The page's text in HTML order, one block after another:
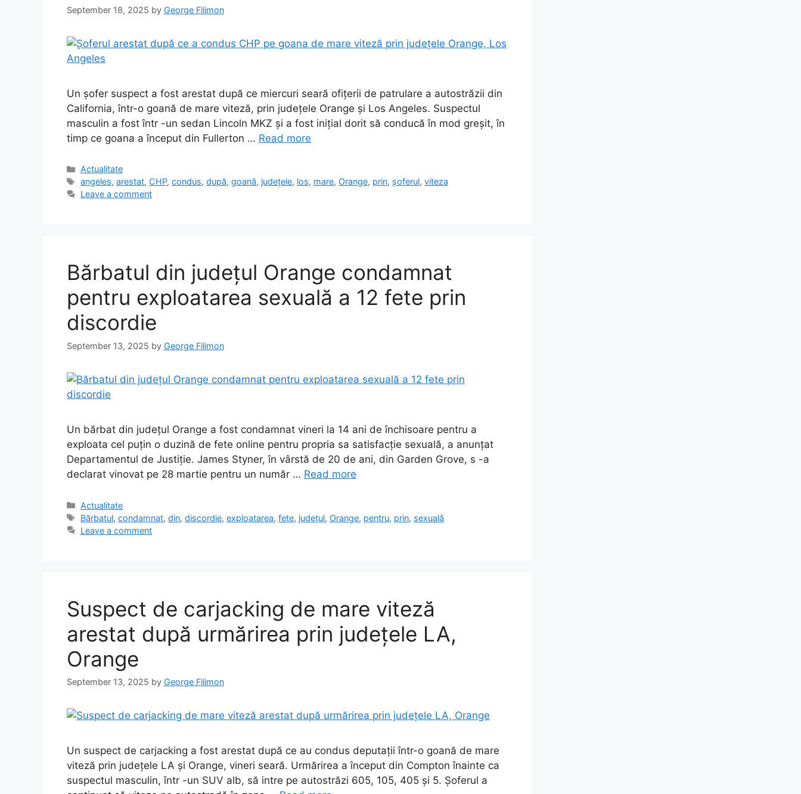
September 18, 2025 by George Filimon
Un șofer suspect a fost arestat după ce miercuri seară ofițerii de patrulare a autostrăzii din
California, într-o goană de mare viteză, prin județele Orange și Los Angeles. Suspectul
masculin a fost într -un sedan Lincoln MKZ și a fost inițial dorit să conducă în mod greșit, în
timp ce goana a început din Fullerton … Read more
Categories
Actualitate
Tags
angeles,arestat, CHP,condus,după,goană, județele, los, mare, Orange, prin, șoferul,viteza
Leave a comment
Bărbatul din județul Orange condamnat
pentru exploatarea sexuală a 12 fete prin
discordie
September 13, 2025 by George Filimon
Un bărbat din județul Orange a fost condamnat vineri la 14 ani de închisoare pentru a
exploata cel puțin o duzină de fete online pentru propria sa satisfacție sexuală, a anunțat
Departamentul de Justiție. James Styner, în vârstă de 20 de ani, din Garden Grove, s -a
declarat vinovat pe 28 martie pentru un număr … Read more
Categories
Actualitate
Tags
Bărbatul,condamnat,din,discordie,exploatarea,fete, județul, Orange, pentru, prin, sexuală
Leave a comment
Suspect de carjacking de mare viteză
arestat după urmărirea prin județele LA,
Orange
September 13, 2025 by George Filimon
Un suspect de carjacking a fost arestat după ce au condus deputații într-o goană de mare
viteză prin județele LA și Orange, vineri seară. Urmărirea a început din Compton înainte ca
suspectul masculin, într -un SUV alb, să intre pe autostrăzi 605, 105, 405 și 5. Șoferul a